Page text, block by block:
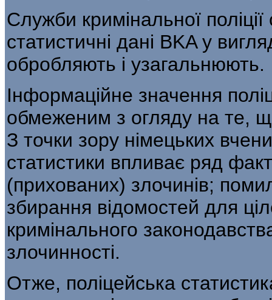
Служби кримінальної
ста­тистичні дані BKA у
обробляють і узагальнюють.
Інформаційне значення
обмеженим з огля­ду на те,
З точки зору німецьких
статистики впливає ряд
(прихованих) злочинів;
збирання відомостей для
криміналь­ного
злочинності.
Отже, поліцейська